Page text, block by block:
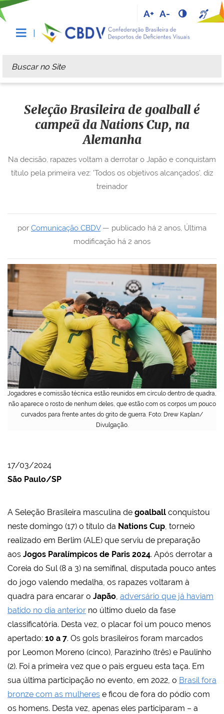
A+ A-
Busca
Busca Avançada…
Jogadores e comissão técnica estão reunidos em círculo dentro de quadra,
não aparece o rosto de nenhum deles, que estão com os corpos um pouco
curvados para frente antes do grito de guerra. Foto: Drew Kaplan/
Divulgação.
Seleção Brasileira de goalball é
campeã da Nations Cup, na
Alemanha
por Comunicação CBDV— publicado há 2 anos, Última
modificação há 2 anos
Na decisão, rapazes voltam a derrotar o Japão e conquistam
título pela primeira vez: 'Todos os objetivos alcançados', diz
treinador
17/03/2024
São Paulo/SP
A Seleção Brasileira masculina de goalball conquistou
neste domingo (17) o título da Nations Cup, torneio
realizado em Berlim (ALE) que serviu de preparação
aos Jogos Paralímpicos de Paris 2024. Após derrotar a
Coreia do Sul (8 a 3) na semifinal, disputada pouco antes
do jogo valendo medalha, os rapazes voltaram à
quadra para encarar o Japão, adversário que já haviam
batido no dia anterior no último duelo da fase
classificatória. Desta vez, o placar foi um pouco menos
apertado: 10 a 7. Os gols brasileiros foram marcados
por Leomon Moreno (cinco), Parazinho (três) e Paulinho
(2). Foi a primeira vez que o país ergueu esta taça. Em
sua última participação no evento, em 2022, o Brasil fora
bronze com as mulheres e ficou de fora do pódio com
os homens. Desta vez, apenas eles participaram – a